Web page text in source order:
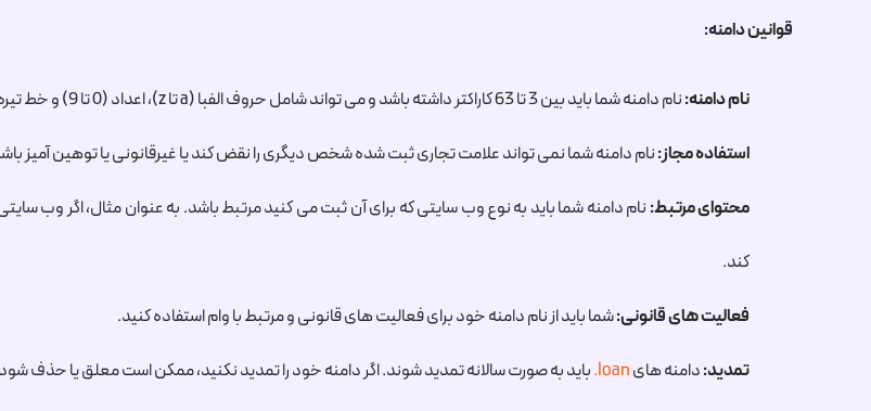
قوانین دامنه:
نام دامنه:نام دامنه شما باید بین 3 تا 63 کاراکتر داشته باشد و می تواند شامل حروف الفبا (a تا z)، اعداد (0 تا 9) و خط تیره (-) باشد. خط تیره نمی تواند در ابتدای یا انتهای نام دامنه استفاده شود.
استفاده مجاز:نام دامنه شما نمی تواند علامت تجاری ثبت شده شخص دیگری را نقض کند یا غیرقانونی یا توهین آمیز
محتوای مرتبط: نام دامنه شما باید به نوع وب سایتی که برای آن ثبت می کنید مرتبط باشد. به عنوان مثال، اگر وب
کند.
فعالیت های قانونی:شما باید از نام دامنه خود برای فعالیت های قانونی و مرتبط با وام استفاده کنید.
تمدید:دامنه های.loanباید به صورت سالانه تمدید شوند. اگر دامنه خود را تمدید نکنید، ممکن است معلق یا حذف